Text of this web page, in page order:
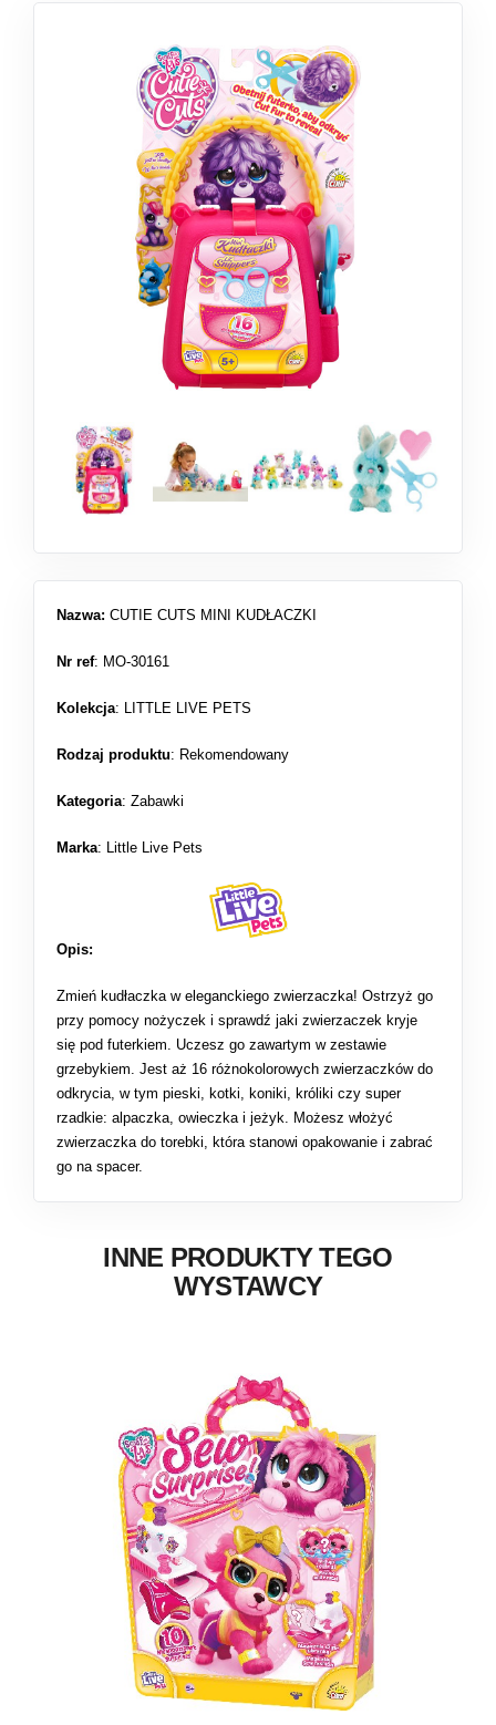
Nazwa: CUTIE CUTS MINI KUDŁACZKI
Nr ref: MO-30161
Kolekcja: LITTLE LIVE PETS
Rodzaj produktu: Rekomendowany
Kategoria: Zabawki
Marka: Little Live Pets
Opis:
Zmień kudłaczka w eleganckiego zwierzaczka! Ostrzyż go
przy pomocy nożyczek i sprawdź jaki zwierzaczek kryje
się pod futerkiem. Uczesz go zawartym w zestawie
grzebykiem. Jest aż 16 różnokolorowych zwierzaczków do
odkrycia, w tym pieski, kotki, koniki, króliki czy super
rzadkie: alpaczka, owieczka i jeżyk. Możesz włożyć
zwierzaczka do torebki, która stanowi opakowanie i zabrać
go na spacer.
INNE PRODUKTY TEGO
WYSTAWCY